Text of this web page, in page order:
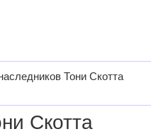
Тони Скотта
Скотта